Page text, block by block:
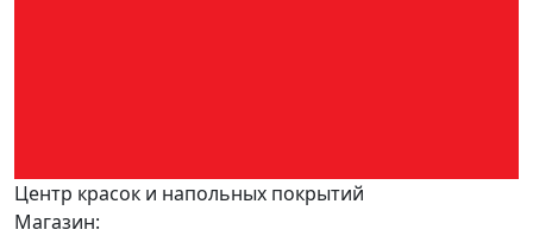
Центр красок и напольных покрытий
Магазин: